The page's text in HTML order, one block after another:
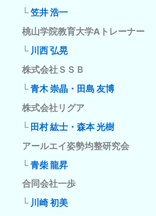
└笠井 浩一
桃山学院教育大学Aトレーナー
└ 川西 弘晃
株式会社ＳＳＢ
└青木 崇晶・田島 友博
株式会社リグア
└ 田村 紘士・森本 光樹
アールエイ姿勢均整研究会
└青柴 龍昇
合同会社一歩
└ 川崎 初美